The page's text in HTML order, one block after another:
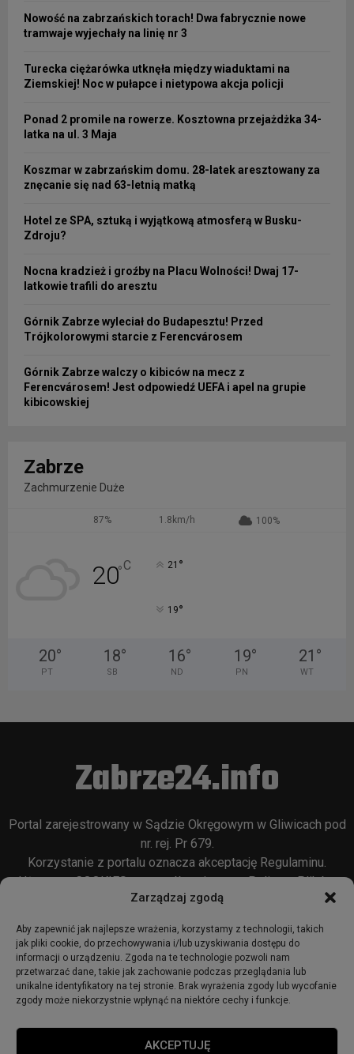
Zarządzaj zgodą
Aby zapewnić jak najlepsze wrażenia, korzystamy z technologii, takich
jak pliki cookie, do przechowywania i/lub uzyskiwania dostępu do
informacji o urządzeniu. Zgoda na te technologie pozwoli nam
przetwarzać dane, takie jak zachowanie podczas przeglądania lub
unikalne identyfikatory na tej stronie. Brak wyrażenia zgody lub wycofanie
zgody może niekorzystnie wpłynąć na niektóre cechy i funkcje.
AKCEPTUJĘ
Nowość na zabrzańskich torach! Dwa fabrycznie nowe
tramwaje wyjechały na linię nr 3
Turecka ciężarówka utknęła między wiaduktami na
Ziemskiej! Noc w pułapce i nietypowa akcja policji
Ponad 2 promile na rowerze. Kosztowna przejażdżka 34-
latka na ul. 3 Maja
Koszmar w zabrzańskim domu. 28-latek aresztowany za
znęcanie się nad 63-letnią matką
Hotel ze SPA, sztuką i wyjątkową atmosferą w Busku-
Zdroju?
Nocna kradzież i groźby na Placu Wolności! Dwaj 17-
latkowie trafili do aresztu
Górnik Zabrze wyleciał do Budapesztu! Przed
Trójkolorowymi starcie z Ferencvárosem
Górnik Zabrze walczy o kibiców na mecz z
Ferencvárosem! Jest odpowiedź UEFA i apel na grupie
kibicowskiej
Zabrze
Zachmurzenie Duże
87% 1.8km/h 100%
20°C 21 °
19°
20°
PT
18°
SB
16°
ND
19°
PN
21 °
WT
Zabrze24.info
Portal zarejestrowany w Sądzie Okręgowym w Gliwicach pod
nr. rej. Pr 679.
Korzystanie z portalu oznacza akceptację Regulaminu
Używamy COOKIES w sposób opisany wPolityce Plików
Cookie
© 2018 - zabrze24.info.